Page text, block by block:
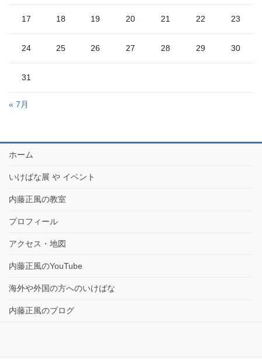
17 18 19 20 21 22 23
24 25 26 27 28 29 30
31
« 7月
ホーム
いけばな展 や イベント
内藤正風の教室
プロフィール
アクセス・地図
内藤正風のYouTube
海外や外国の方へのいけばな
内藤正風のブログ